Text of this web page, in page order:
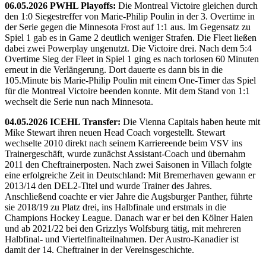
06.05.2026 PWHL Playoffs: Die Montreal Victoire gleichen durch
den 1:0 Siegestreffer von Marie-Philip Poulin in der 3. Overtime in
der Serie gegen die Minnesota Frost auf 1:1 aus. Im Gegensatz zu
Spiel 1 gab es in Game 2 deutlich weniger Strafen. Die Fleet ließen
dabei zwei Powerplay ungenutzt. Die Victoire drei. Nach dem 5:4
Overtime Sieg der Fleet in Spiel 1 ging es nach torlosen 60 Minuten
erneut in die Verlängerung. Dort dauerte es dann bis in die
105.Minute bis Marie-Philip Poulin mit einem One-Timer das Spiel
für die Montreal Victoire beenden konnte. Mit dem Stand von 1:1
wechselt die Serie nun nach Minnesota.
04.05.2026 ICEHL Transfer: Die Vienna Capitals haben heute mit
Mike Stewart ihren neuen Head Coach vorgestellt. Stewart
wechselte 2010 direkt nach seinem Karriereende beim VSV ins
Trainergeschäft, wurde zunächst Assistant-Coach und übernahm
2011 den Cheftrainerposten. Nach zwei Saisonen in Villach folgte
eine erfolgreiche Zeit in Deutschland: Mit Bremerhaven gewann er
2013/14 den DEL2-Titel und wurde Trainer des Jahres.
Anschließend coachte er vier Jahre die Augsburger Panther, führte
sie 2018/19 zu Platz drei, ins Halbfinale und erstmals in die
Champions Hockey League. Danach war er bei den Kölner Haien
und ab 2021/22 bei den Grizzlys Wolfsburg tätig, mit mehreren
Halbfinal- und Viertelfinalteilnahmen. Der Austro-Kanadier ist
damit der 14. Cheftrainer in der Vereinsgeschichte.